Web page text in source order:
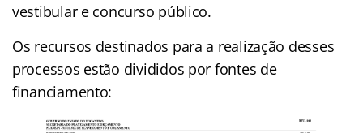
vestibular e concurso público.
Os recursos destinados para a realização desses
processos estão divididos por fontes de
financiamento: